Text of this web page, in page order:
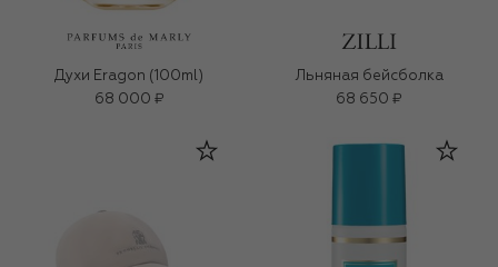
Духи Eragon (100ml)
68 000 ₽
Льняная бейсболка
68 650 ₽